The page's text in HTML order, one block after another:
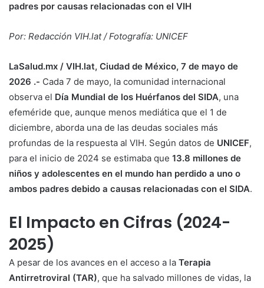
padres por causas relacionadas con el VIH
Por: Redacción VIH.lat / Fotografía: UNICEF
LaSalud.mx / VIH.lat, Ciudad de México, 7 de mayo de
2026 .- Cada 7 de mayo, la comunidad internacional
observa el Día Mundial de los Huérfanos del SIDA, una
efeméride que, aunque menos mediática que el 1 de
diciembre, aborda una de las deudas sociales más
profundas de la respuesta al VIH. Según datos de UNICEF,
para el inicio de 2024 se estimaba que 13.8 millones de
niños y adolescentes en el mundo han perdido a uno o
ambos padres debido a causas relacionadas con el SIDA.
El Impacto en Cifras (2024-
2025)
A pesar de los avances en el acceso a la Terapia
Antirretroviral (TAR), que ha salvado millones de vidas, la